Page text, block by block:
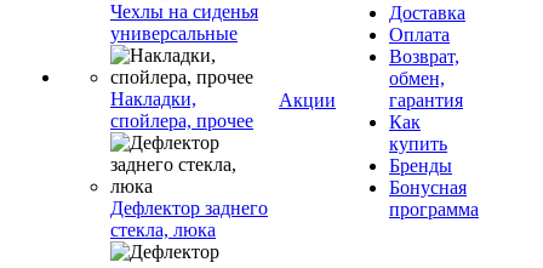
Чехлы на сиденья
универсальные
Накладки,
спойлера, прочее
Дефлектор заднего
стекла, люка
Акции
Доставка
Оплата
Возврат,
обмен,
гарантия
Как
купить
Бренды
Бонусная
программа